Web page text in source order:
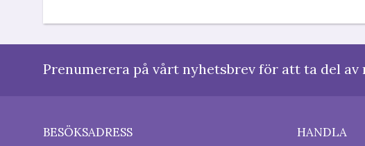
Prenumerera på vårt nyhetsbrev för att ta del av
BESÖKSADRESS HANDLA